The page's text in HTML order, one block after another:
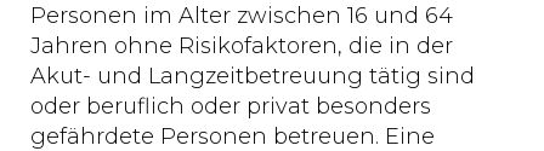
Personen im Alter zwischen 16 und 64
Jahren ohne Risikofaktoren, die in der
Akut- und Langzeitbetreuung tätig sind
oder beruflich oder privat besonders
gefährdete Personen betreuen. Eine